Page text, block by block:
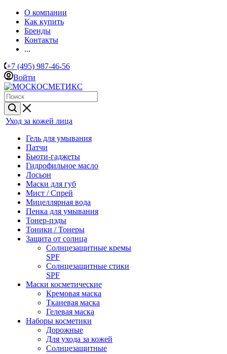
О компании
Как купить
Бренды
Контакты
...
+7 (495) 987-46-56
Войти
Уход за кожей лица
Гель для умывания
Патчи
Бьюти-гаджеты
Гидрофильное масло
Лосьон
Маски для губ
Мист / Спрей
Мицеллярная вода
Пенка для умывания
Тонер-пэды
Тоники / Тонеры
Защита от солнца
Солнцезащитные кремы
SPF
Солнцезащитные стики
SPF
Маски косметические
Кремовая маска
Тканевая маска
Гелевая маска
Наборы косметики
Дорожные
Для ухода за кожей
Солнцезащитные